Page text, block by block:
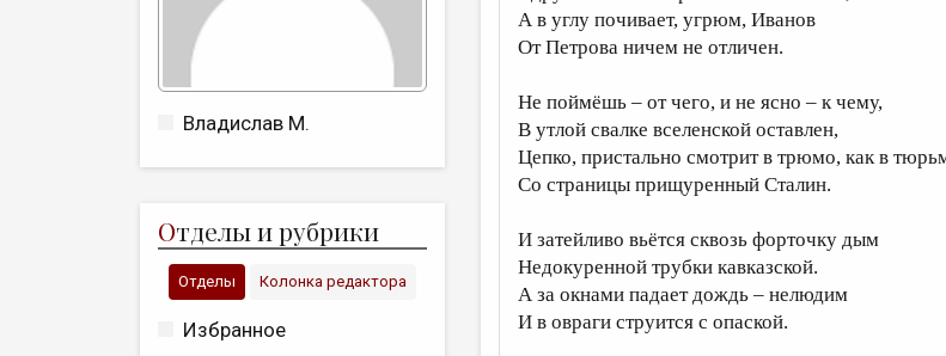
Владислав М.
Отделы и рубрики
Отделы Колонка редактора
Избранное
А в углу почивает, угрюм, Иванов
От Петрова ничем не отличен.
Не поймёшь – от чего, и не ясно – к чему,
В утлой свалке вселенской оставлен,
Цепко, пристально смотрит в трюмо, как в
Со страницы прищуренный Сталин.
И затейливо вьётся сквозь форточку дым
Недокуренной трубки кавказcкой.
А за окнами падает дождь – нелюдим
И в овраги струится с опаской.